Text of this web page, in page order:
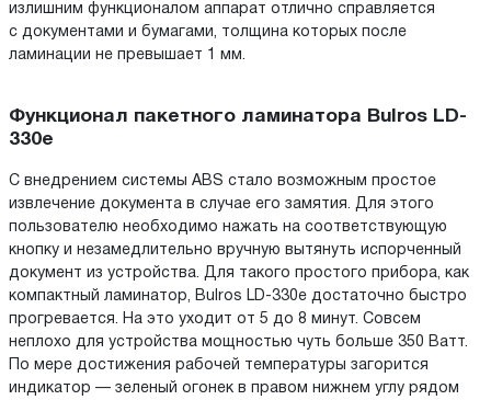
излишним функционалом аппарат отлично справляется
с документами и бумагами, толщина которых после
ламинации не превышает 1 мм.
Функционал пакетного ламинатора Bulros LD-
330e
С внедрением системы ABS стало возможным простое
извлечение документа в случае его замятия. Для этого
пользователю необходимо нажать на соответствующую
кнопку и незамедлительно вручную вытянуть испорченный
документ из устройства. Для такого простого прибора, как
компактный ламинатор, Bulros LD-330e достаточно быстро
прогревается. На это уходит от 5 до 8 минут. Совсем
неплохо для устройства мощностью чуть больше 350 Ватт.
По мере достижения рабочей температуры загорится
индикатор — зеленый огонек в правом нижнем углу рядом